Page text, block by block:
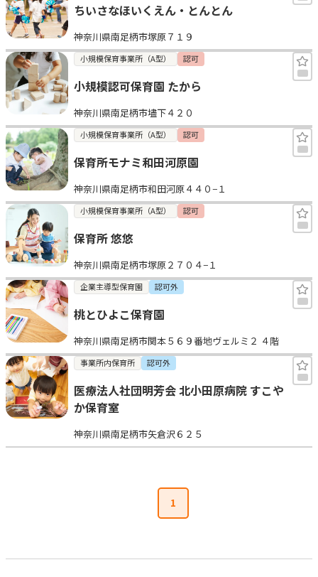
ちいさなほいくえん・とんとん
神奈川県南足柄市塚原７１９
小規模保育事業所（A型） 認可
小規模認可保育園 たから
神奈川県南足柄市壗下４２０
小規模保育事業所（A型） 認可
保育所モナミ和田河原園
神奈川県南足柄市和田河原４４０−１
小規模保育事業所（A型） 認可
保育所 悠悠
神奈川県南足柄市塚原２７０４−１
企業主導型保育園 認可外
桃とひよこ保育園
神奈川県南足柄市関本５６９番地ヴェルミ２ ４階
事業所内保育所 認可外
医療法人社団明芳会 北小田原病院 すこや
か保育室
神奈川県南足柄市矢倉沢６２５
1